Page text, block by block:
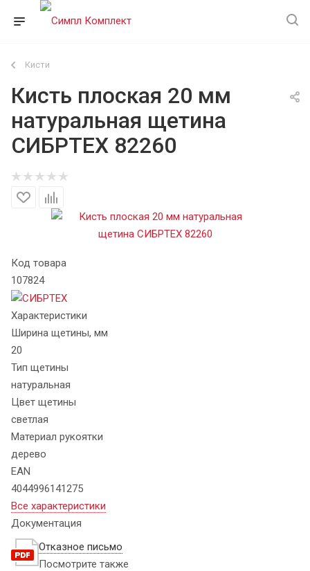
Кисти
Кисть плоская 20 мм
натуральная щетина
СИБРТЕХ 82260
Код товара
107824
Характеристики
Ширина щетины, мм
20
Тип щетины
натуральная
Цвет щетины
светлая
Материал рукоятки
дерево
EAN
4044996141275
Все характеристики
Документация
Отказное письмо
Посмотрите также